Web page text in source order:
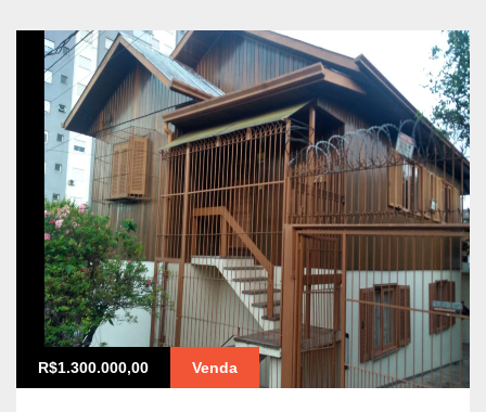
R$1.300.000,00 Venda